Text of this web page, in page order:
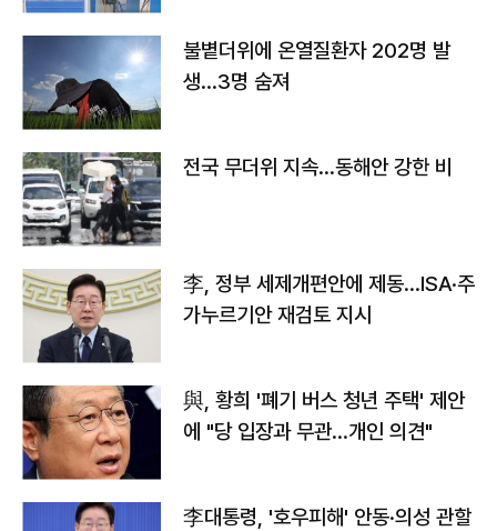
불볕더위에 온열질환자 202명 발
생…3명 숨져
전국 무더위 지속…동해안 강한 비
李, 정부 세제개편안에 제동…ISA·주
가누르기안 재검토 지시
與, 황희 '폐기 버스 청년 주택' 제안
에 "당 입장과 무관…개인 의견"
李대통령, '호우피해' 안동·의성 관할